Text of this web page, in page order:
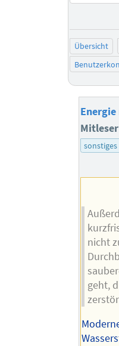
Übersicht
sonstiges
nicht
geht,